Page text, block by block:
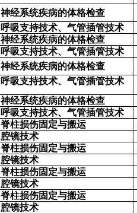
神经系统疾病的体格检查
呼吸支持技术、气管插管技术
神经系统疾病的体格检查
呼吸支持技术、气管插管技术
神经系统疾病的体格检查
呼吸支持技术、气管插管技术
神经系统疾病的体格检查
呼吸支持技术、气管插管技术
脊柱损伤固定与搬运
腔镜技术
脊柱损伤固定与搬运
腔镜技术
脊柱损伤固定与搬运
腔镜技术
脊柱损伤固定与搬运
腔镜技术